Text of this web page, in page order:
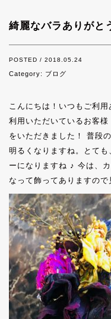
綺麗なバラありがと
POSTED / 2018.05.24
Category: ブログ
こんにちは！いつもご利
利用いただいているお客
をいただきました！ 普段
明るくなりますね。とて
ーになりますね ♪ 今は、
なって飾ってありますので